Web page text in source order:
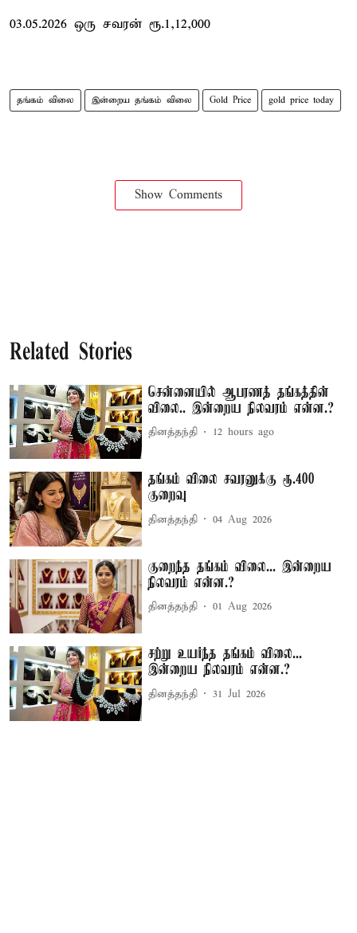
03.05.2026 ஒரு சவரன் ரூ.1,12,000
தங்கம் விலை இன்றைய தங்கம் விலை Gold Price gold price today
Show Comments
Related Stories
சென்னையில் ஆபரணத் தங்கத்தின்
விலை.. இன்றைய நிலவரம் என்ன.?
தினத்தந்தி 12 hours ago
தங்கம் விலை சவரனுக்கு ரூ.400
குறைவு
தினத்தந்தி 04 Aug 2026
குறைந்த தங்கம் விலை... இன்றைய
நிலவரம் என்ன.?
தினத்தந்தி 01 Aug 2026
சற்று உயர்ந்த தங்கம் விலை...
இன்றைய நிலவரம் என்ன.?
தினத்தந்தி 31 Jul 2026